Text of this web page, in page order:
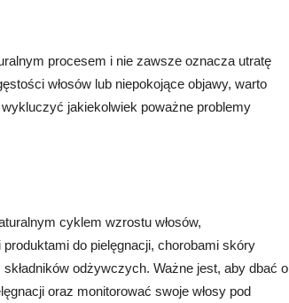
procesem i nie zawsze oznacza utratę
włosów lub niepokojące objawy, warto
jakiekolwiek poważne problemy
cyklem wzrostu włosów,
do pielęgnacji, chorobami skóry
odżywczych. Ważne jest, aby dbać o
oraz monitorować swoje włosy pod